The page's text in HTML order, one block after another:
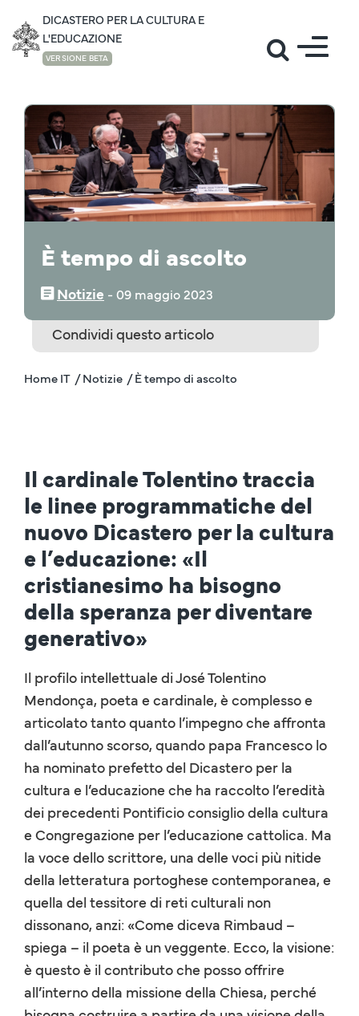
DICASTERO PER LA CULTURA E
L'EDUCAZIONE
VERSIONE BETA
NOTIZIE
È tempo di ascolto
Notizie ‒ 09 maggio 2023
Condividi questo articolo
Home IT / Notizie / È tempo di ascolto
Il cardinale Tolentino traccia
le linee programmatiche del
nuovo Dicastero per la cultura
e l’educazione: «Il
cristianesimo ha bisogno
della speranza per diventare
generativo»
Il profilo intellettuale di José Tolentino
Mendonça, poeta e cardinale, è complesso e
articolato tanto quanto l’impegno che affronta
dall’autunno scorso, quando papa Francesco lo
ha nominato prefetto del Dicastero per la
cultura e l’educazione che ha raccolto l’eredità
dei precedenti Pontificio consiglio della cultura
e Congregazione per l’educazione cattolica. Ma
la voce dello scrittore, una delle voci più nitide
della letteratura portoghese contemporanea, e
quella del tessitore di reti culturali non
dissonano, anzi: «Come diceva Rimbaud –
spiega – il poeta è un veggente. Ecco, la visione:
è questo è il contributo che posso offrire
all’interno della missione della Chiesa, perché